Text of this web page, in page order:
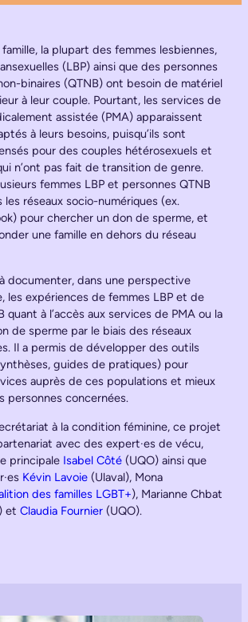
la plupart des femmes lesbiennes,
(LBP) ainsi que des personnes
binaires (QTNB) ont besoin de matériel
à leur couple. Pourtant, les services de
assistée (PMA) apparaissent
à leurs besoins, puisqu’ils sont
pour des couples hétérosexuels et
n’ont pas fait de transition de genre.
femmes LBP et personnes QTNB
réseaux socio-numériques (ex.
pour chercher un don de sperme, et
une famille en dehors du réseau
documenter, dans une perspective
les expériences de femmes LBP et de
quant à l’accès aux services de PMA ou la
de sperme par le biais des réseaux
Il a permis de développer des outils
guides de pratiques) pour
auprès de ces populations et mieux
personnes concernées.
à la condition féminine, ce projet
avec des expert·es de vécu,
principale Isabel Côté (UQO) ainsi que
Kévin Lavoie (Ulaval), Mona
des familles LGBT+), Marianne Chbat
) et Claudia Fournier (UQO).